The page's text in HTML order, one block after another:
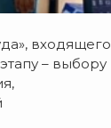
входящего
– выбору